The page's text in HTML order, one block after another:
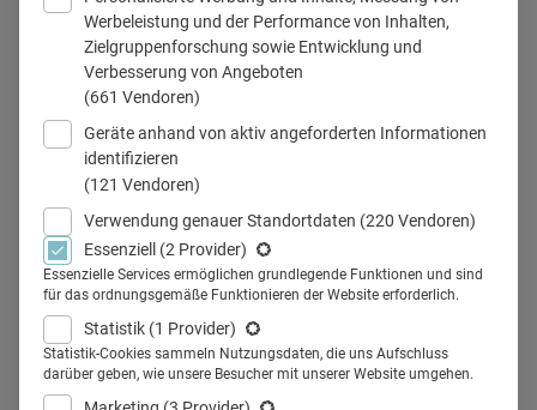
Teilen
Neue Arbeitsmodelle sind in der
Medizin auf dem Vormarsch.
Älter werdende Mitarbeiter und
der Facharztmangel machen
Werbeleistung und der Performance von Inhalten,
Zielgruppenforschung sowie Entwicklung und
Verbesserung von Angeboten
(661 Vendoren)
Geräte anhand von aktiv angeforderten Informationen
identifizieren
(121 Vendoren)
Verwendung genauer Standortdaten (220 Vendoren)
Essenziell
(2 Provider)
Essenzielle Services ermöglichen grundlegende Funktionen und sind
für das ordnungsgemäße Funktionieren der Website erforderlich.
Statistik (1 Provider)
Statistik-Cookies sammeln Nutzungsdaten, die uns Aufschluss
darüber geben, wie unsere Besucher mit unserer Website umgehen.